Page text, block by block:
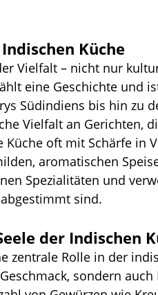
Küche
Vielfalt – nicht nur
eine Geschichte und
Südindiens bis hin zu
Vielfalt an Gerichten,
Küche oft mit Schärfe in
aromatischen
Spezialitäten und
sind.
der Indischen
zentrale Rolle in der
sondern